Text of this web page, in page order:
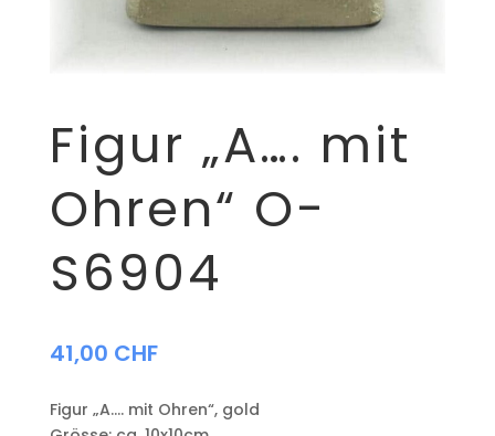
Figur „A…. mit
Ohren“ O-
S6904
41,00 CHF
Figur „A…. mit Ohren“, gold